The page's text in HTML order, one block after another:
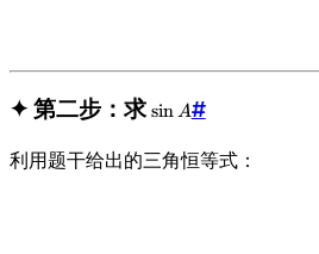
✦ 第二步：求 \
n
A
sin A#
利用题干给出的三角恒等式：